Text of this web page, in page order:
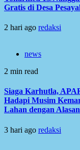
Gratis di Desa
2 hari ago redaksi
news
2 min read
Siaga Karhutla,
Hadapi Musim
Lahan dengan
3 hari ago redaksi